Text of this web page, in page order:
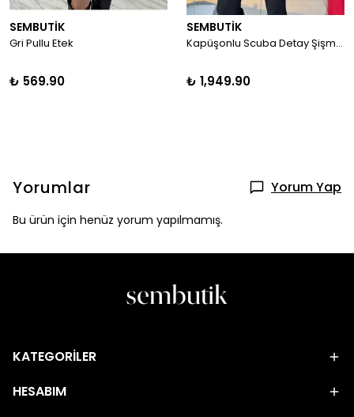
SEMBUTİK
Gri Pullu Etek
₺ 569.90
SEMBUTİK
Kapüşonlu Scuba Detay Şişme Mont
₺ 1,949.90
Yorumlar Yorum Yap
Bu ürün için henüz yorum yapılmamış.
KATEGORİLER
HESABIM